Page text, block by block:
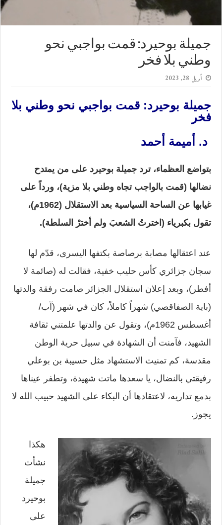
جميلة بوحيرد: قمت بواجبي نحو
وطني بلا فخر
أبريل 28, 2023
جميلة بوحيرد: قمت بواجبي نحو وطني بلا
فخر
د. أميمة أحمد
بتواضع العظماء، ترد جميلة بوحيرد على من يمتدح
نضالها (قمت بالواجب تجاه وطني بلا مزية)، ورداً على
غيابها عن الساحة السياسية بعد الاستقلال (1962م)،
تقول بكبرياء (اخترتُ الشعبَ ولم أخترْ السلطة).
عند اعتقالها مصابة برصاصة بكتفها اليسرى، قدّم لها
سجان جزائري كأس حليب خفية، فقالت له (صائمة لا
أفطر)، وبعد إعلان استقلال الجزائر صامت رفقة والدتها
(باية الصفاقصي) شهراً كاملاً، كان في شهر (آب/
أغسطس 1962م)، وتقول عن والدتها علمتني ثقافة
الشهيد، فآمنت أن الشهادة في سبيل حرية الوطن
مقدسة، كم تمنيت الاستشهاد مثل حسيبة بن بوعلي
رفيقتي بالنضال، يا سعدها ماتت شهيدة، وتطفر عيناها
بدمع تداريه، لاعتقادها أن البكاء على الشهيد حبيب الله لا
يجوز.
هكذا
نشأت
جميلة
بوحيرد
على